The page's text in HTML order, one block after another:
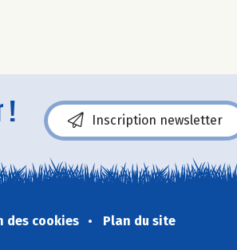
! Inscription newsletter
des cookies Plan du site